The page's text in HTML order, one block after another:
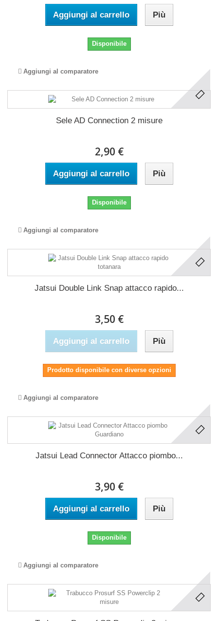
Aggiungi al carrello Più
Disponibile
Aggiungi al comparatore
Sele AD Connection 2 misure
2,90 €
Aggiungi al carrello Più
Disponibile
Aggiungi al comparatore
Jatsui Double Link Snap attacco rapido...
3,50 €
Aggiungi al carrello Più
Prodotto disponibile con diverse opzioni
Aggiungi al comparatore
Jatsui Lead Connector Attacco piombo...
3,90 €
Aggiungi al carrello Più
Disponibile
Aggiungi al comparatore